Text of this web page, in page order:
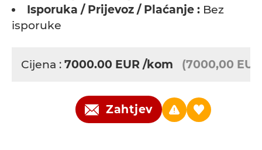
Isporuka / Prijevoz / Plaćanje : Bez
isporuke
Cijena : 7000.00 EUR /kom (7000,00
Zahtjev